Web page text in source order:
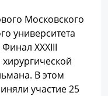
Московского
университета
XXXIII
В этом
участие 25